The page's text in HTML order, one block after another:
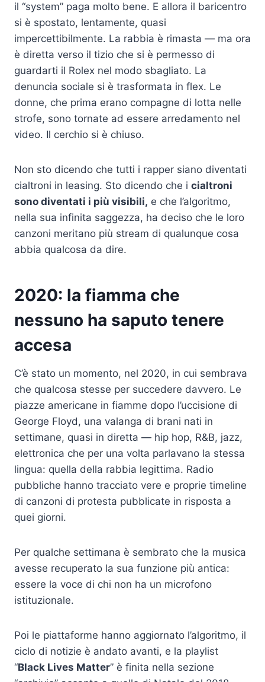
il “system” paga molto bene. E allora il baricentro
si è spostato, lentamente, quasi
impercettibilmente. La rabbia è rimasta — ma ora
è diretta verso il tizio che si è permesso di
guardarti il Rolex nel modo sbagliato. La
denuncia sociale si è trasformata in flex. Le
donne, che prima erano compagne di lotta nelle
strofe, sono tornate ad essere arredamento nel
video. Il cerchio si è chiuso.
Non sto dicendo che tutti i rapper siano diventati
cialtroni in leasing. Sto dicendo che i cialtroni
sono diventati i più visibili, e che l’algoritmo,
nella sua infinita saggezza, ha deciso che le loro
canzoni meritano più stream di qualunque cosa
abbia qualcosa da dire.
2020: la fiamma che
nessuno ha saputo tenere
accesa
C’è stato un momento, nel 2020, in cui sembrava
che qualcosa stesse per succedere davvero. Le
piazze americane in fiamme dopo l’uccisione di
George Floyd, una valanga di brani nati in
settimane, quasi in diretta — hip hop, R&B, jazz,
elettronica che per una volta parlavano la stessa
lingua: quella della rabbia legittima. Radio
pubbliche hanno tracciato vere e proprie timeline
di canzoni di protesta pubblicate in risposta a
quei giorni.
Per qualche settimana è sembrato che la musica
avesse recuperato la sua funzione più antica:
essere la voce di chi non ha un microfono
istituzionale.
Poi le piattaforme hanno aggiornato l’algoritmo, il
ciclo di notizie è andato avanti, e la playlist
“Black Lives Matter” è finita nella sezione